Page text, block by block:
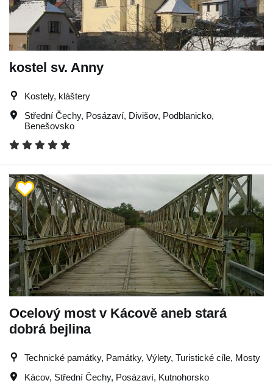
kostel sv. Anny
Kostely, kláštery
Střední Čechy, Posázaví, Divišov, Podblanicko,
Benešovsko
Ocelový most v Kácově aneb stará
dobrá bejlina
Technické památky, Památky, Výlety, Turistické cíle, Mosty
Kácov, Střední Čechy, Posázaví, Kutnohorsko